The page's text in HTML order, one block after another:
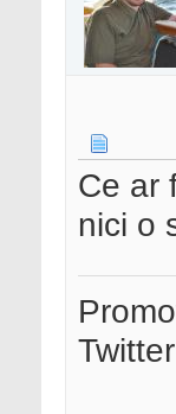
Ce ar
nici o